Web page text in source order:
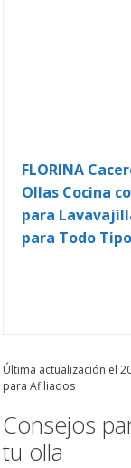
FLORINA
Ollas Cocina
para
para Todo
Última actualización el
para Afiliados
Consejos
tu olla